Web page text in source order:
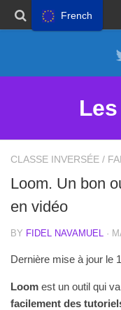
CLASSE INVERSÉE /
Loom. Un bon
en vidéo
BY FIDEL NAVAMUEL ·
Dernière mise à jour le
Loom est un outil qui
facilement des
French